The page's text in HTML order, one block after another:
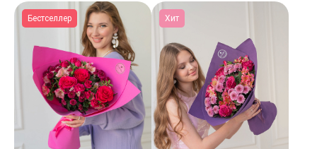
Бестселлер Хит